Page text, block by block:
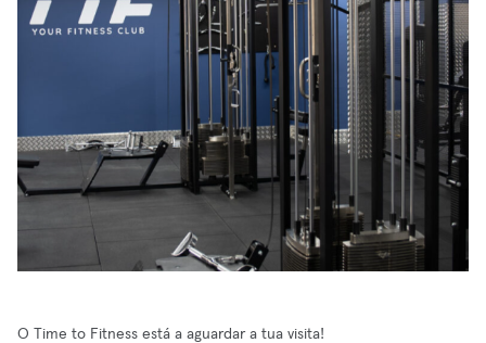
O Time to Fitness está a aguardar a tua visita!